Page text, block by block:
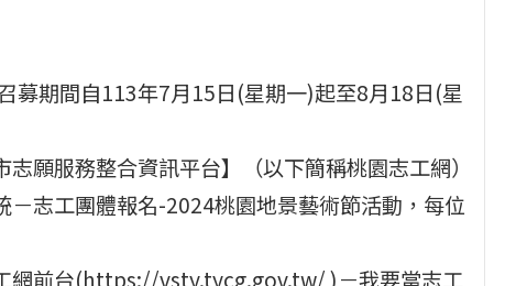
募期間自113年7月15日(星期一)起至8月18日(星
願服務整合資訊平台】（以下簡稱桃園志工網）
志工團體報名-2024桃園地景藝術節活動，每位
網前台(https://vsty.tycg.gov.tw/ )－我要當志工